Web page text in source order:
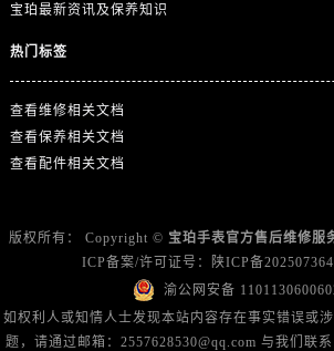
宝珀最新资讯及保养知识
热门标签
查看维修相关文档
查看保养相关文档
查看配件相关文档
版权所有： Copyright © 宝珀手表官方售后维修服
ICP备案/许可证号：
陕ICP备
渝公网安备
如权利人或知情人士发现本站内容存在事实错误或
题，请通过邮箱：2557628530@qq.com 与我们联